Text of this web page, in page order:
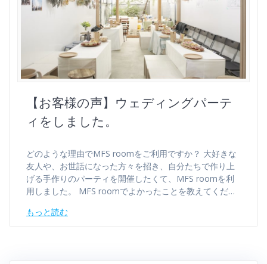
【お客様の声】ウェディングパーテ
ィをしました。
どのような理由でMFS roomをご利用ですか？ 大好きな
友人や、お世話になった方々を招き、自分たちで作り上
げる手作りのパーティを開催したくて、MFS roomを利
用しました。 MFS roomでよかったことを教えてくだ…
もっと読む